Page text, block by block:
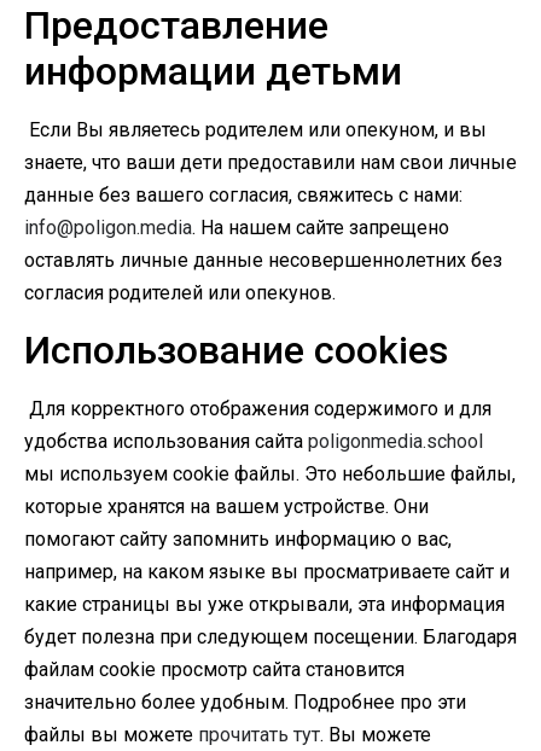
Предоставление
информации детьми
Если Вы являетесь родителем или опекуном, и вы
знаете, что ваши дети предоставили нам свои личные
данные без вашего согласия, свяжитесь с нами:
info@poligon.media. На нашем сайте запрещено
оставлять личные данные несовершеннолетних без
согласия родителей или опекунов.
Использование cookies
Для корректного отображения содержимого и для
удобства использования сайта poligonmedia.school
мы используем cookie файлы. Это небольшие файлы,
которые хранятся на вашем устройстве. Они
помогают сайту запомнить информацию о вас,
например, на каком языке вы просматриваете сайт и
какие страницы вы уже открывали, эта информация
будет полезна при следующем посещении. Благодаря
файлам cookie просмотр сайта становится
значительно более удобным. Подробнее про эти
файлы вы можете прочитать тут. Вы можете